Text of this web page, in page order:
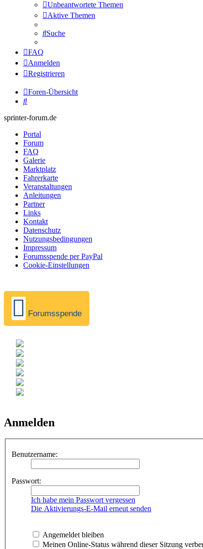
Unbeantwortete Themen
Aktive Themen
Suche
FAQ
Anmelden
Registrieren
Foren-Übersicht
Suche
sprinter-forum.de
Portal
Forum
FAQ
Galerie
Marktplatz
Fahrerkarte
Veranstaltungen
Anleitungen
Partner
Links
Kontakt
Datenschutz
Nutzungsbedingungen
Impressum
Forumsspende per PayPal
Cookie-Einstellungen
Forumsspende
Anmelden
Benutzername:
Passwort:
Ich habe mein Passwort vergessen
Die Aktivierungs-E-Mail erneut senden
Angemeldet bleiben
Meinen Online-Status während dieser Sitzung